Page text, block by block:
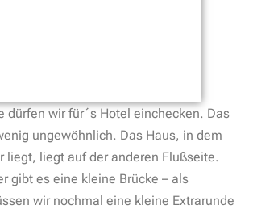
dürfen wir für´s Hotel einchecken. Das
ungewöhnlich. Das Haus, in dem
liegt, liegt auf der anderen Flußseite.
gibt es eine kleine Brücke – als
wir nochmal eine kleine Extrarunde